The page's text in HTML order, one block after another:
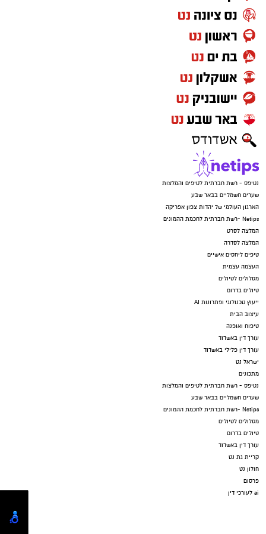
נטיפס - רשת חברתית לטיפים והמלצות
שערים חשמליים בבאר שבע
הארגון העולמי של יהדות צפון אפריקה
Netips -רשת חברתית לחכמת ההמונים
המלצה לסרט
המלצה לסדרה
טיפים ליחסים אישיים
העצמה עצמית
מסלולים לטיולים
טיולים בדרום
ייעוץ טכנולוגי ופתרונות AI
עיצוב הבית
טיפוח ואופנה
עורך דין באשדוד
עורך דין פלילי באשדוד
ישראל נט
מתכונים
נטיפס - רשת חברתית לטיפים והמלצות
שערים חשמליים בבאר שבע
Netips -רשת חברתית לחכמת ההמונים
מסלולים לטיולים
טיולים בדרום
עורך דין באשדוד
קריית גת נט
חולון נט
פרסום
ai לעורכי דין